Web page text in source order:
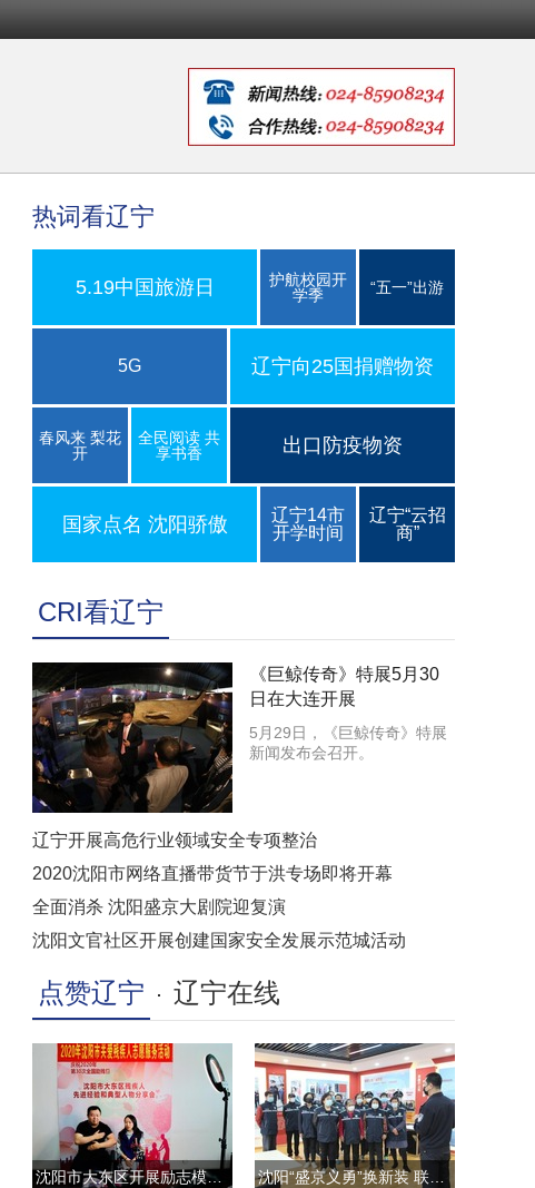
热词看辽宁
5.19中国旅游日
护航校园开
学季
“五一”出游
5G 辽宁向25国捐赠物资
春风来 梨花
开
全民阅读 共
享书香
出口防疫物资
国家点名 沈阳骄傲
辽宁14市
开学时间
辽宁“云招
商”
CRI看辽宁
《巨鲸传奇》特展5月30
日在大连开展
5月29日，《巨鲸传奇》特展
新闻发布会召开。
辽宁开展高危行业领域安全专项整治
2020沈阳市网络直播带货节于洪专场即将开幕
全面消杀 沈阳盛京大剧院迎复演
沈阳文官社区开展创建国家安全发展示范城活动
点赞辽宁 辽宁在线
沈阳市大东区开展励志模范云直播访谈活动